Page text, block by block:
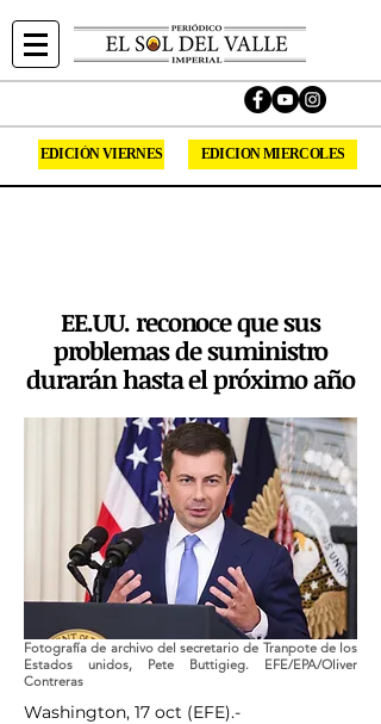
EDICIÓN VIERNES EDICION MIERCOLES
EE.UU. reconoce que sus
problemas de suministro
durarán hasta el próximo año
Fotografía de archivo del secretario de Tranpote de los
Estados unidos, Pete Buttigieg. EFE/EPA/Oliver
Contreras
Washington, 17 oct (EFE).-